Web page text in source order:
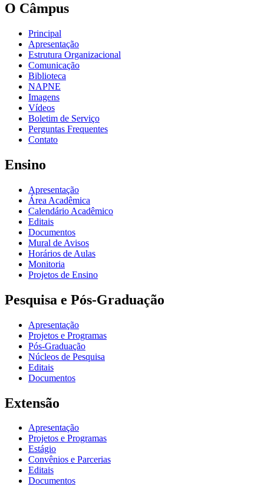
O Câmpus
Principal
Apresentação
Estrutura Organizacional
Comunicação
Biblioteca
NAPNE
Imagens
Vídeos
Boletim de Serviço
Perguntas Frequentes
Contato
Ensino
Apresentação
Área Acadêmica
Calendário Acadêmico
Editais
Documentos
Mural de Avisos
Horários de Aulas
Monitoria
Projetos de Ensino
Pesquisa e Pós-Graduação
Apresentação
Projetos e Programas
Pós-Graduação
Núcleos de Pesquisa
Editais
Documentos
Extensão
Apresentação
Projetos e Programas
Estágio
Convênios e Parcerias
Editais
Documentos